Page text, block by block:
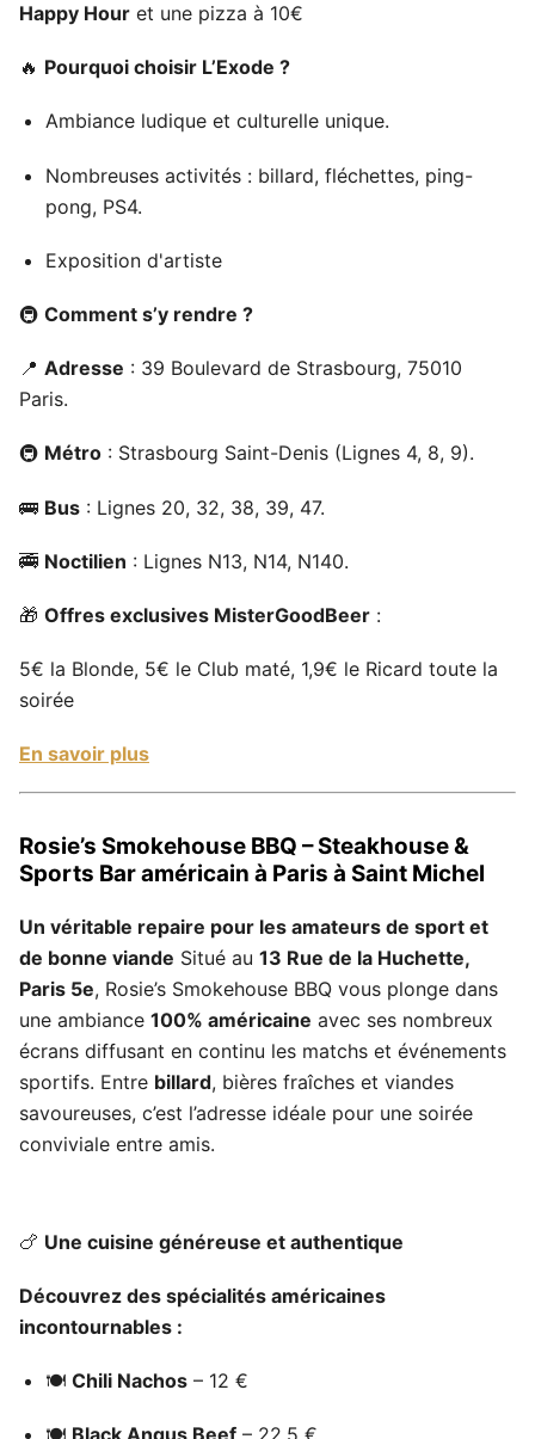
Happy Hour et une pizza à 10€
🔥 Pourquoi choisir L’Exode ?
Ambiance ludique et culturelle unique.
Nombreuses activités : billard, fléchettes, ping-
pong, PS4.
Exposition d'artiste
🚇 Comment s’y rendre ?
📍 Adresse : 39 Boulevard de Strasbourg, 75010
Paris.
🚇 Métro : Strasbourg Saint-Denis (Lignes 4, 8, 9).
🚌 Bus : Lignes 20, 32, 38, 39, 47.
🚎 Noctilien : Lignes N13, N14, N140.
🎁 Offres exclusives MisterGoodBeer :
5€ la Blonde, 5€ le Club maté, 1,9€ le Ricard toute la
soirée
En savoir plus
Rosie’s Smokehouse BBQ – Steakhouse &
Sports Bar américain à Paris à Saint Michel
Un véritable repaire pour les amateurs de sport et
de bonne viande Situé au 13 Rue de la Huchette,
Paris 5e, Rosie’s Smokehouse BBQ vous plonge dans
une ambiance 100% américaine avec ses nombreux
écrans diffusant en continu les matchs et événements
sportifs. Entre billard, bières fraîches et viandes
savoureuses, c’est l’adresse idéale pour une soirée
conviviale entre amis.
🍗 Une cuisine généreuse et authentique
Découvrez des spécialités américaines
incontournables :
🍽️Chili Nachos – 12 €